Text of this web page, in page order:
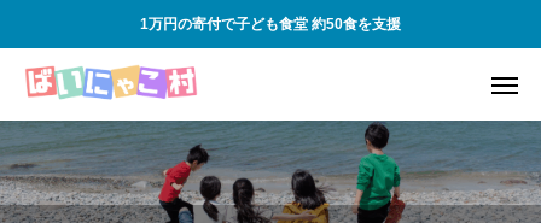
1万円の寄付で子ども食堂 約50食を支援